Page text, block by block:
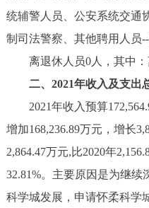
统辅警人员、公安系统交通
制司法警察、其他聘用人员--
离退休人员0人，其中：
二、2021年收入及支出
2021年收入预算
增加168,236.89万元，增长
2,864.47万元,比2020年
32.81%。主要原因是为继
科学城发展，申请怀柔科学